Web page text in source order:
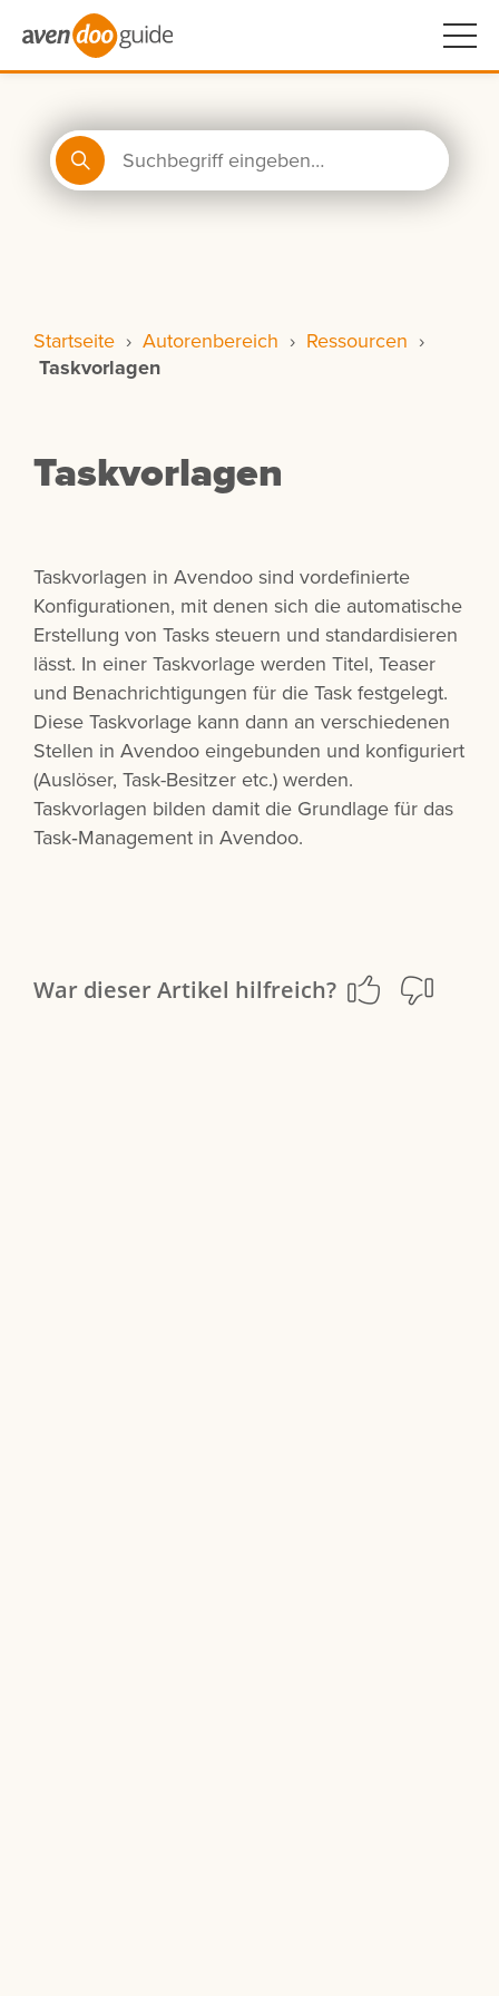
Startseite › Autorenbereich › Ressourcen ›
Taskvorlagen
Taskvorlagen
Taskvorlagen in Avendoo sind vordefinierte
Konfigurationen, mit denen sich die automatische
Erstellung von Tasks steuern und standardisieren
lässt. In einer Taskvorlage werden Titel, Teaser
und Benachrichtigungen für die Task festgelegt.
Diese Taskvorlage kann dann an verschiedenen
Stellen in Avendoo eingebunden und konfiguriert
(Auslöser, Task-Besitzer etc.) werden.
Taskvorlagen bilden damit die Grundlage für das
Task‑Management in Avendoo.
War dieser Artikel hilfreich?